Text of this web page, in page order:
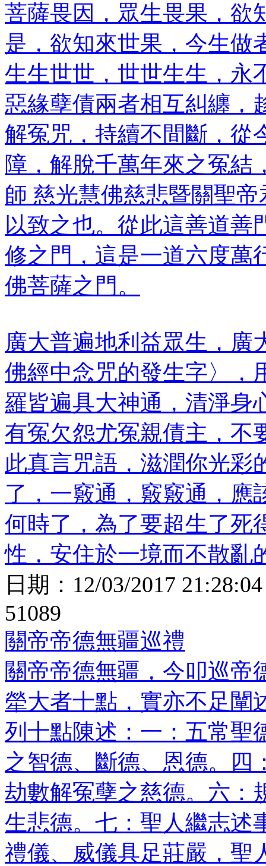
菩薩畏因，眾生畏果，欲
是，欲知來世果，今生做
生生世世，世世生生，永
惡緣孽債兩者相互糾纏，
解冤咒，持續不間斷，從
障，解脫千萬年來之冤結
師 慈光慧佛慈悲暨關聖
以致之也。從此這善道善
修之門，這是一道六度萬
佛菩薩之門。
廣大普遍地利益眾生，廣
佛經中念咒的發生字〉，
羅皆遍具大神通，清淨身
有冤欠怨尤冤親債主，不
此真言咒語，滋潤你光彩
了，一竅通，竅竅通，應
何時了，為了要超生了死
性，安住於一境而不散亂
日期： 12/03/2017 21:28:04
51089
關帝帝德無疆巡禮
關帝帝德無疆，今叩巡帝
犖大者十點，實亦不足闡
列十點陳述：一：五常聖
之智德、斷德、恩德。四
劫數解冤孽之慈德。六：
生悲德。七：聖人繼志述
禮儀、威儀具足莊嚴，聖